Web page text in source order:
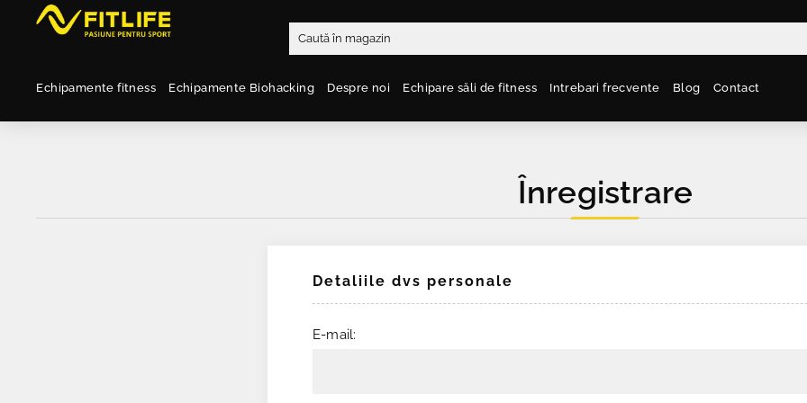
Echipamente fitness Echipamente Biohacking Despre noi Echipare săli de fitness Intrebari frecvente Blog Contact
Înregistrare
Detaliile dvs personale
E-mail: